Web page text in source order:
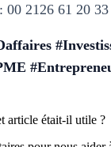
00 2126 61 20
article était-il utile ?